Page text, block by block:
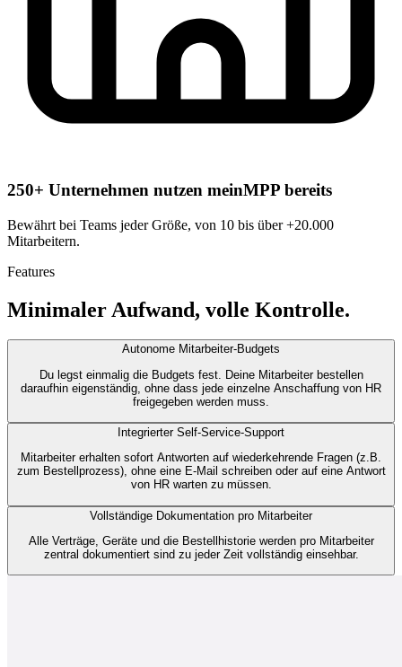
250+ Unternehmen nutzen meinMPP bereits
Bewährt bei Teams jeder Größe, von 10 bis über +20.000
Mitarbeitern.
Features
Minimaler Aufwand, volle Kontrolle.
Autonome Mitarbeiter-Budgets
Du legst einmalig die Budgets fest. Deine Mitarbeiter bestellen
daraufhin eigenständig, ohne dass jede einzelne Anschaffung von HR
freigegeben werden muss.
Integrierter Self-Service-Support
Mitarbeiter erhalten sofort Antworten auf wiederkehrende Fragen (z.B.
zum Bestellprozess), ohne eine E-Mail schreiben oder auf eine Antwort
von HR warten zu müssen.
Vollständige Dokumentation pro Mitarbeiter
Alle Verträge, Geräte und die Bestellhistorie werden pro Mitarbeiter
zentral dokumentiert sind zu jeder Zeit vollständig einsehbar.